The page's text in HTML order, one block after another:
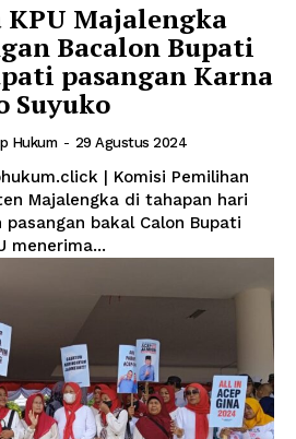
Majalengka
Bacalon Bupati
pasangan Karna
Suyuko
Hukum - 29 Agustus 2024
| Komisi Pemilihan
Majalengka di tahapan hari
bakal Calon Bupati
menerima...